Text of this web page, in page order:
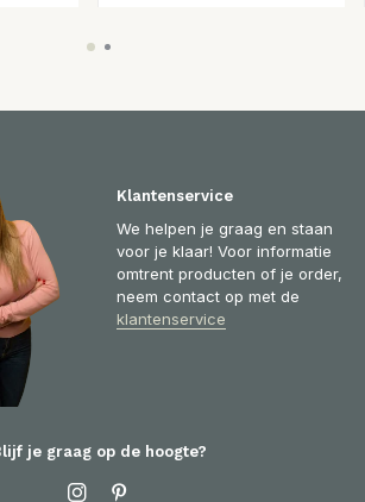
Klantenservice
We helpen je graag en staan
voor je klaar! Voor informatie
omtrent producten of je order,
neem contact op met de
klantenservice
je graag op de hoogte?